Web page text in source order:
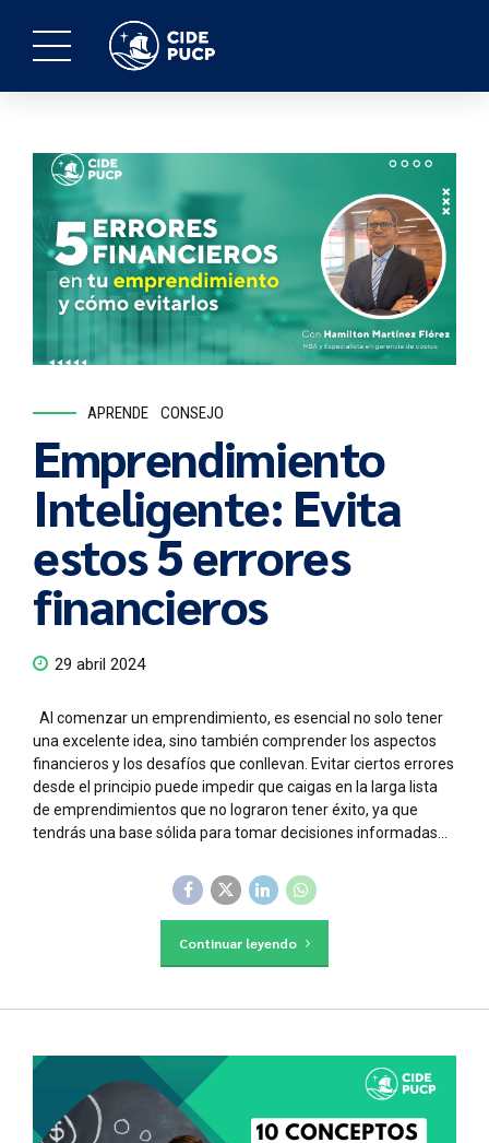
APRENDE CONSEJO
Emprendimiento
Inteligente: Evita
estos 5 errores
financieros
29 abril 2024
Al comenzar un emprendimiento, es esencial no solo tener
una excelente idea, sino también comprender los aspectos
financieros y los desafíos que conllevan. Evitar ciertos errores
desde el principio puede impedir que caigas en la larga lista
de emprendimientos que no lograron tener éxito, ya que
tendrás una base sólida para tomar decisiones informadas...
Continuar leyendo